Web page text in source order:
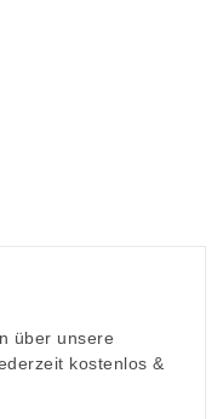
über unsere
kostenlos &